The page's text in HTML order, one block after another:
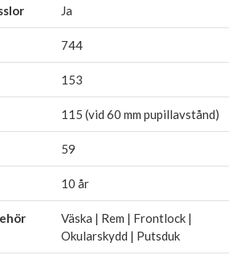
Ja
744
153
115 (vid 60 mm pupillavstånd)
59
10 år
Väska | Rem | Frontlock |
Okularskydd | Putsduk